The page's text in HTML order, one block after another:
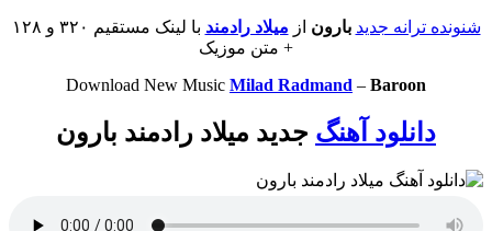
شنونده ترانه جدید بارون از میلاد رادمند
با لینک مستقیم ۳۲۰ و ۱۲۸
+ متن موزیک
Download New Music Milad Radmand – Baroon
دانلود آهنگ جدید میلاد رادمند بارون